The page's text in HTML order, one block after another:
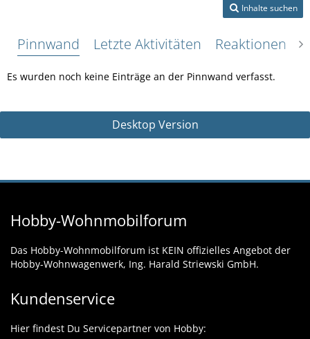
Inhalte suchen
Pinnwand Letzte Aktivitäten Reaktionen
Es wurden noch keine Einträge an der Pinnwand verfasst.
Desktop Version
Hobby-Wohnmobilforum
Das Hobby-Wohnmobilforum ist KEIN offizielles Angebot der
Hobby-Wohnwagenwerk, Ing. Harald Striewski GmbH.
Kundenservice
Hier findest Du Servicepartner von Hobby: